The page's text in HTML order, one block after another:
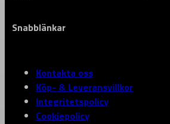
Snabblänkar
Kontakta oss
Köp- & Leveransvillkor
Integritetspolicy
Cookiepolicy